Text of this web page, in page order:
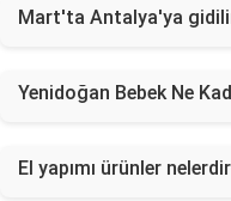
Mart'ta Antalya'ya
Yenidoğan Bebek Ne
El yapımı ürünler